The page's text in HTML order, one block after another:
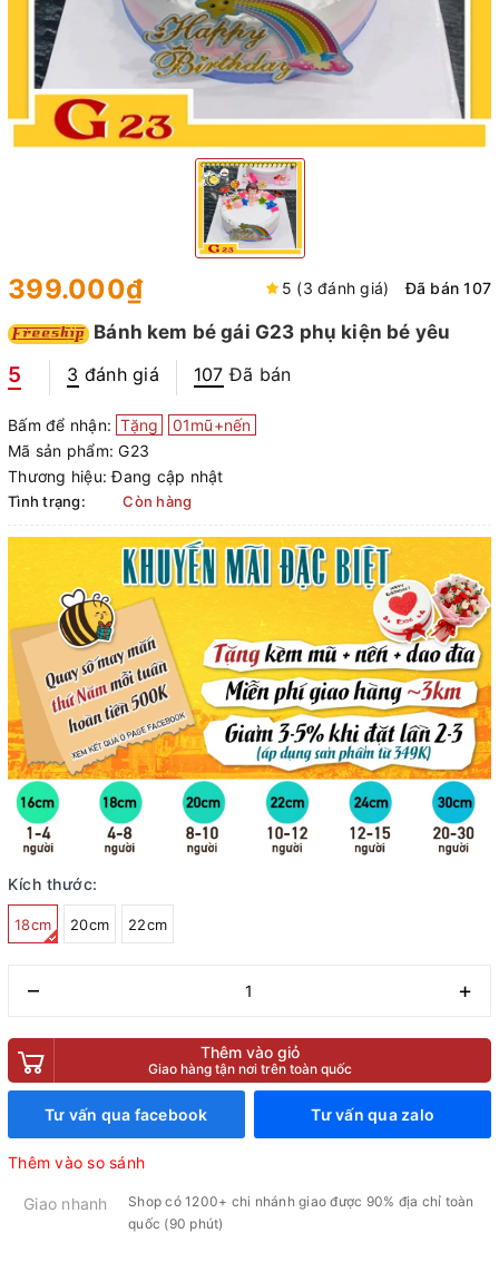
399.000₫ 5 (3 đánh giá) Đã bán 107
Bánh kem bé gái G23 phụ kiện bé yêu
5 3 đánh giá 107 Đã bán
Bấm để nhận: Tặng
01mũ+nến
Mã sản phẩm: G23
Thương hiệu: Đang cập nhật
Tình trạng: Còn hàng
Kích thước:
18cm 20cm 22cm
– +
Thêm vào giỏ
Giao hàng tận nơi trên toàn quốc
Tư vấn qua facebook Tư vấn qua zalo
Thêm vào so sánh
Giao nhanh
Shop có 1200+ chi nhánh giao được 90% địa chỉ toàn
quốc (90 phút)